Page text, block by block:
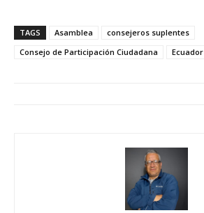
TAGS Asamblea
consejeros suplentes
Consejo de Participación Ciudadana
Ecuador